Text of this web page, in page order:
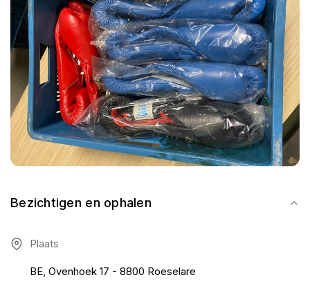
Bezichtigen en ophalen
Plaats
BE, Ovenhoek 17 - 8800 Roeselare